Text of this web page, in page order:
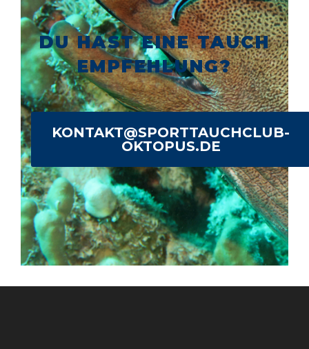
DU HAST EINE TAUCH
EMPFEHLUNG?
KONTAKT@SPORTTAUCHCLUB-
OKTOPUS.DE